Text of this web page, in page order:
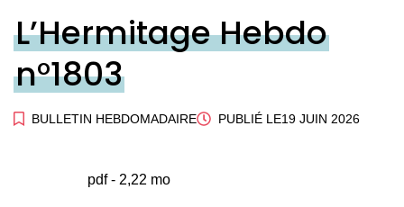
L’Hermitage Hebdo
n°1803
BULLETIN HEBDOMADAIRE PUBLIÉ LE19 JUIN 2026
pdf - 2,22 mo